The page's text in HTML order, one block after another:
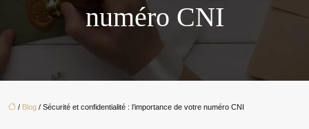
numéro CNI
/ Blog / Sécurité et confidentialité : l’importance de votre numéro CNI